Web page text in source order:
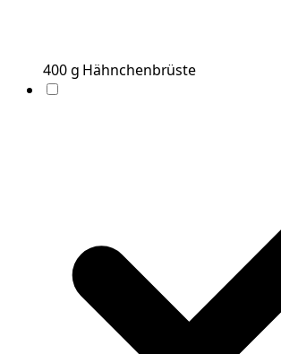
400g Hähnchenbrüste